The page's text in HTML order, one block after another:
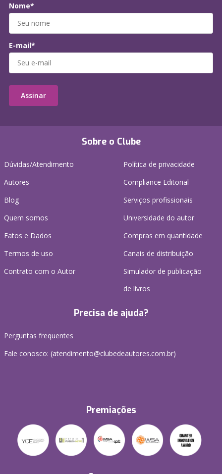
Sobre o Clube
Dúvidas/Atendimento
Autores
Blog
Quem somos
Fatos e Dados
Termos de uso
Contrato com o Autor
Política de privacidade
Compliance Editorial
Serviços profissionais
Universidade do autor
Compras em quantidade
Canais de distribuição
Simulador de publicação
de livros
Precisa de ajuda?
Perguntas frequentes
Fale conosco: (atendimento@clubedeautores.com.br)
Premiações
Nome*
E-mail*
Assinar